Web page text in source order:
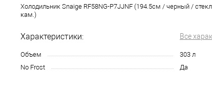
Холодильник Snaige RF58NG-P7JJNF (194.5см / черный /
кам.)
Характеристики: Все
Объем
303 л
No Frost
Да